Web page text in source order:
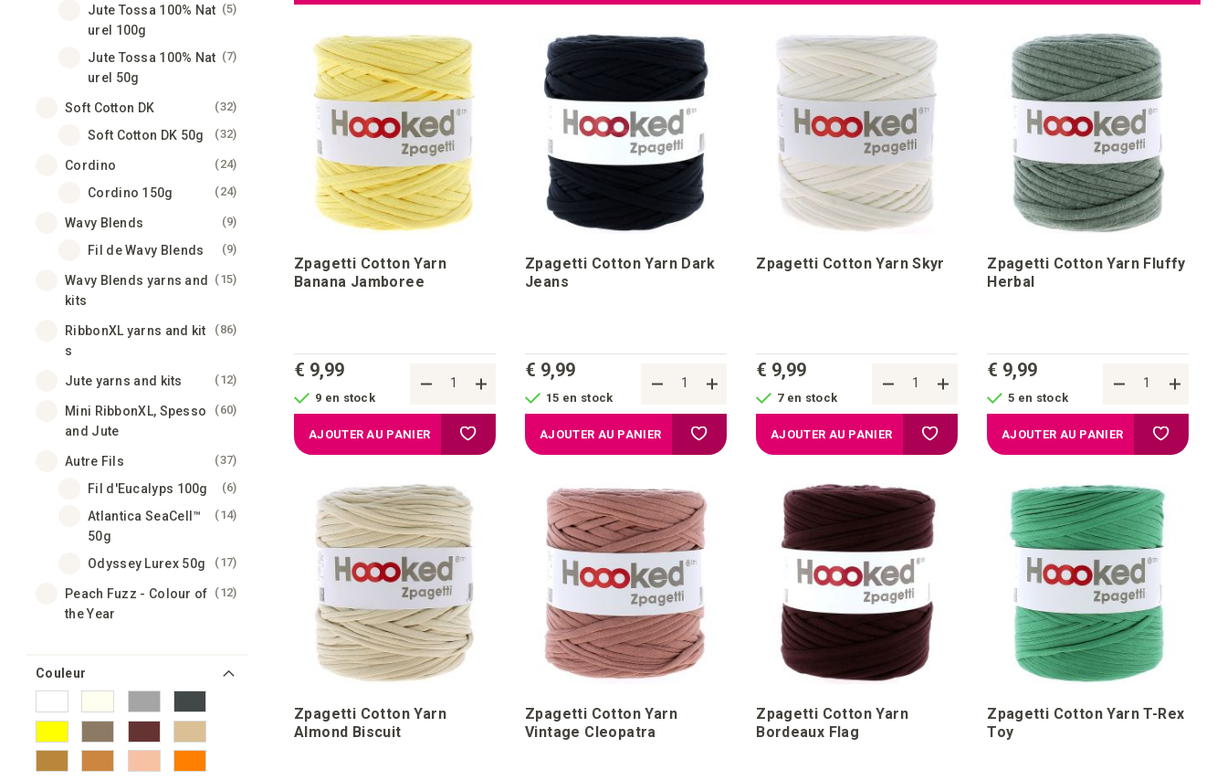
Jute Tossa 100% Nat
urel 100g
5articles
Jute Tossa 100% Nat
urel 50g
7articles
Soft Cotton DK 32articles
Soft Cotton DK 50g 32articles
Cordino 24articles
Cordino 150g 24articles
Wavy Blends 9articles
Fil de Wavy Blends 9articles
Wavy Blends yarns and
kits
15articles
RibbonXL yarns and kit
s
86articles
Jute yarns and kits 12articles
Mini RibbonXL, Spesso
and Jute
60articles
Autre Fils 37articles
Fil d'Eucalyps 100g 6articles
Atlantica SeaCell™
50g
14articles
Odyssey Lurex 50g 17articles
Peach Fuzz - Colour of
the Year
12articles
Couleur
Zpagetti Cotton Yarn
Banana Jamboree
€ 9,99
9 en stock
AJOUTER AU PANIER Ajouter à la liste d'achats
Zpagetti Cotton Yarn Dark
Jeans
€ 9,99
15 en stock
AJOUTER AU PANIER Ajouter à la liste d'achats
Zpagetti Cotton Yarn Skyr
€ 9,99
7 en stock
AJOUTER AU PANIER Ajouter à la liste d'achats
Zpagetti Cotton Yarn Fluffy
Herbal
€ 9,99
5 en stock
AJOUTER AU PANIER Ajouter à
Zpagetti Cotton Yarn
Almond Biscuit
Zpagetti Cotton Yarn
Vintage Cleopatra
Zpagetti Cotton Yarn
Bordeaux Flag
Zpagetti Cotton Yarn T-Rex
Toy